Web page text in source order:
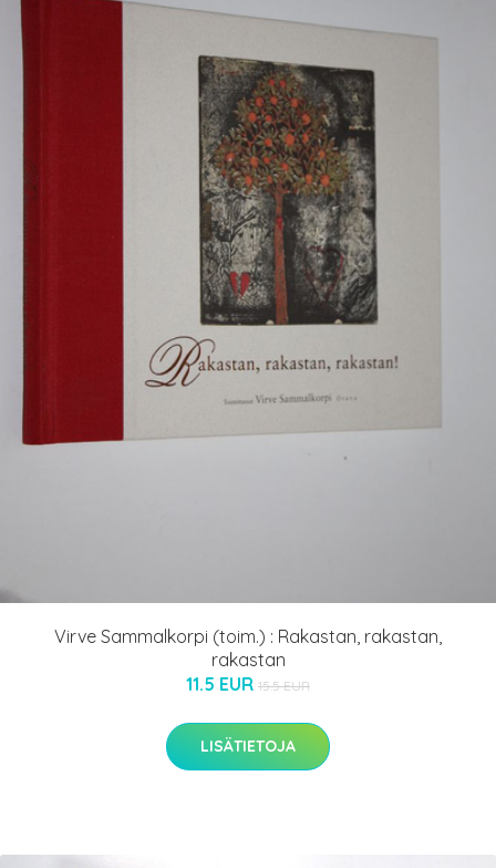
Virve Sammalkorpi (toim.) : Rakastan, rakastan,
rakastan
11.5 EUR 15.5 EUR
LISÄTIETOJA